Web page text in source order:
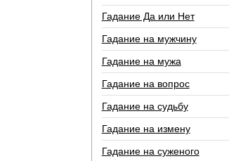
Гадание Да или Нет
Гадание на мужчину
Гадание на мужа
Гадание на вопрос
Гадание на судьбу
Гадание на измену
Гадание на суженого